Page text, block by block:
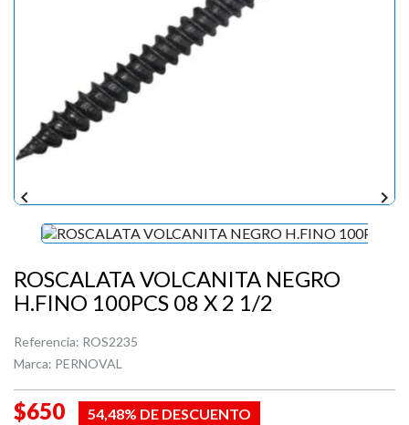
 
ROSCALATA VOLCANITA NEGRO
H.FINO 100PCS 08 X 2 1/2
Referencia: ROS2235
Marca: PERNOVAL
$650
54,48% DE DESCUENTO